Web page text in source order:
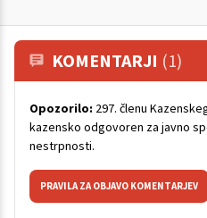
KOMENTARJI (1)
Opozorilo: 297. členu
kazensko odgovoren za javno
nestrpnosti.
PRAVILA ZA OBJAVO KOMENTARJEV